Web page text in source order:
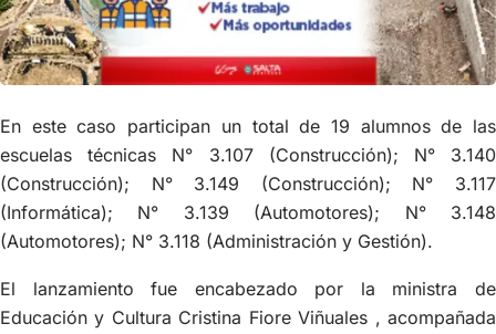
En este caso participan un total de 19 alumnos de las
escuelas técnicas N° 3.107 (Construcción); N° 3.140
(Construcción); N° 3.149 (Construcción); N° 3.117
(Informática); N° 3.139 (Automotores); N° 3.148
(Automotores); N° 3.118 (Administración y Gestión).
El lanzamiento fue encabezado por la ministra de
Educación y Cultura Cristina Fiore Viñuales , acompañada